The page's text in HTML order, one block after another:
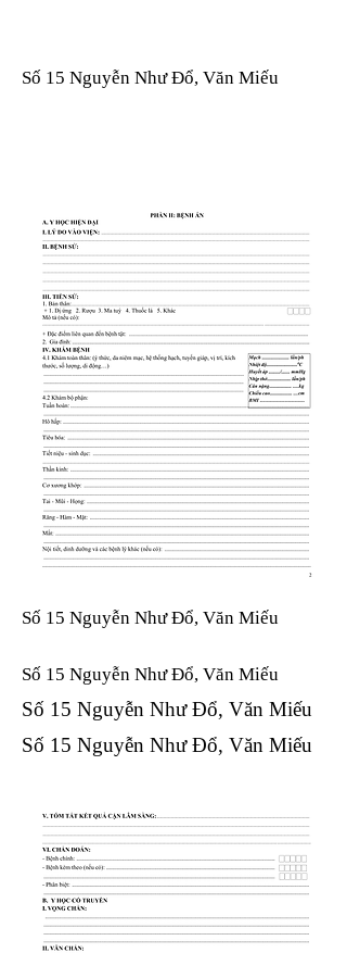
Số 15 Nguyễn Như Đổ, Văn Miếu
Số 15 Nguyễn Như Đổ, Văn Miếu
Số 15 Nguyễn Như Đổ, Văn Miếu​​​​
Số 15 Nguyễn Như Đổ, Văn Miếu​​​​
Số 15 Nguyễn Như Đổ, Văn Miếu​​​​